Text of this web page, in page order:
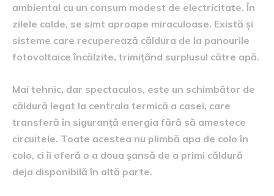
ambiental cu un consum modest de electricitate. În
zilele calde, se simt aproape miraculoase. Există și
sisteme care recuperează căldura de la panourile
fotovoltaice încălzite, trimițând surplusul către apă.
Mai tehnic, dar spectaculos, este un schimbător de
căldură legat la centrala termică a casei, care
transferă în siguranță energia fără să amestece
circuitele. Toate acestea nu plimbă apa de colo în
colo, ci îi oferă o a doua șansă de a primi căldură
deja disponibilă în altă parte.